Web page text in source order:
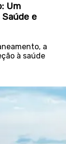
Um
e
a
à saúde